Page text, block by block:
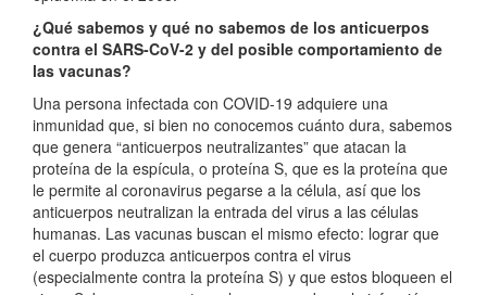
¿Qué sabemos y qué no sabemos de los anticuerpos
contra el SARS-CoV-2 y del posible comportamiento de
las vacunas?
Una persona infectada con COVID-19 adquiere una
inmunidad que, si bien no conocemos cuánto dura, sabemos
que genera “anticuerpos neutralizantes” que atacan la
proteína de la espícula, o proteína S, que es la proteína que
le permite al coronavirus pegarse a la célula, así que los
anticuerpos neutralizan la entrada del virus a las células
humanas. Las vacunas buscan el mismo efecto: lograr que
el cuerpo produzca anticuerpos contra el virus
(especialmente contra la proteína S) y que estos bloqueen el